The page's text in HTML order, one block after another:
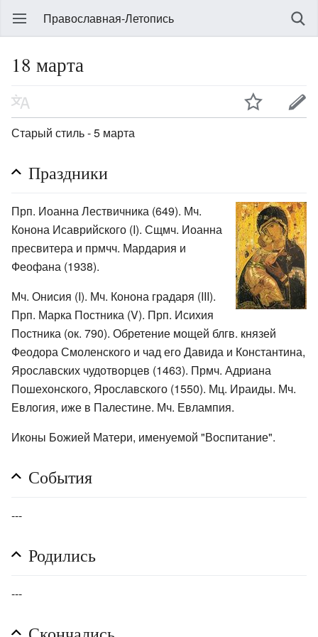
Православная-Летопись
18 марта
Старый стиль - 5 марта
Праздники
Прп. Иоанна Лествичника (649). Мч.
Конона Исаврийского (I). Сщмч. Иоанна
пресвитера и прмчч. Мардария и
Феофана (1938).
Мч. Онисия (I). Мч. Конона градаря (III).
Прп. Марка Постника (V). Прп. Исихия
Постника (ок. 790). Обретение мощей блгв. князей
Феодора Смоленского и чад его Давида и Константина,
Ярославских чудотворцев (1463). Прмч. Адриана
Пошехонского, Ярославского (1550). Мц. Ираиды. Мч.
Евлогия, иже в Палестине. Мч. Евлампия.
Иконы Божией Матери, именуемой "Воспитание".
События
---
Родились
---